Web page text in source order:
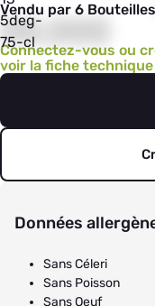
Vendu par 6 Bouteilles
00,000
Connectez-vous ou
voir la fiche
Données
Sans Céleri
Sans Poisson
Sans Oeuf